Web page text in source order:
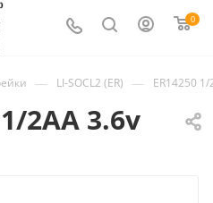
0
— LI-SOCL2 (ER) — ER14250 1/
2АА 3.6v